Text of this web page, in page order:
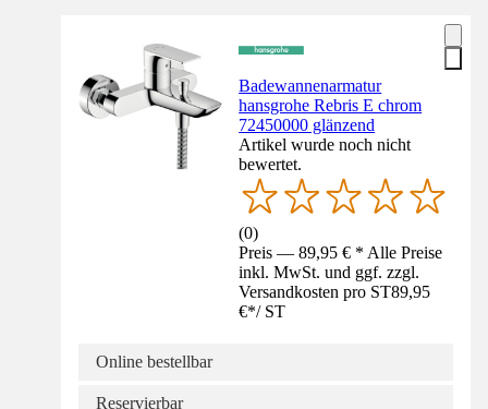
Badewannenarmatur
hansgrohe Rebris E chrom
72450000 glänzend
Artikel wurde noch nicht
bewertet.
(0)
Preis — 89,95 € * Alle Preise
inkl. MwSt. und ggf. zzgl.
Versandkosten pro ST89,95
€*/ ST
Online bestellbar
Reservierbar